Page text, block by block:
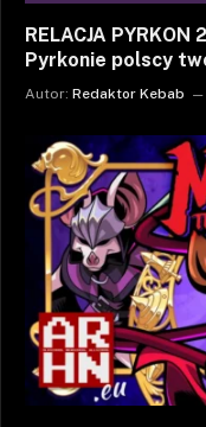
RELACJA
Pyrkonie polscy
Autor: Redaktor Kebab